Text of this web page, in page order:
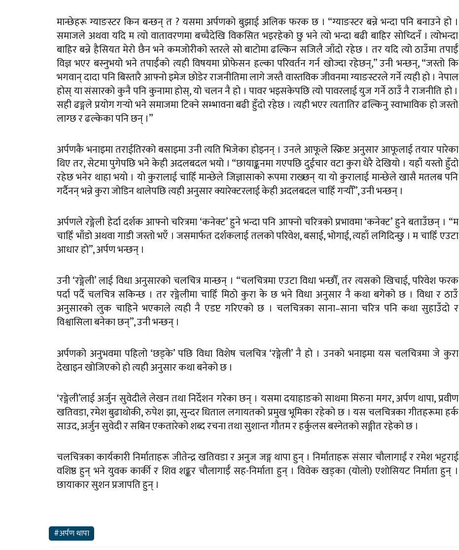
मान्छेहरू ग्याङस्टर किन बन्छन् त ? यसमा अर्पणको बुझाई अलिक फरक छ । “ग्याङस्टर बन्ने भन्दा पनि बनाउने हो ।
समाजले अथवा यदि म त्यो वातावरणमा बच्चैदेखि विकसित भइरहेको छु भने त्यो भन्दा बढी बाहिर सोच्दिनँ । त्योभन्दा
बाहिर बन्ने हैसियत मेरो छैन भने कमजोरीको स्तरले सो बाटोमा ढल्किन सजिलै जाँदो रहेछ । तर यदि त्यो ठाउँमा तपाईँ
विज्ञ भएर बस्नुभयो भने तपाईँको त्यही विषयमा प्रोफेसन हल्का परिवर्तन गर्न खोज्दा रहेछन्,” उनी भन्छन्, “जस्तो कि
भगवान् दादा पनि बिस्तारै आफ्नो इमेज छोडेर राजनीतिमा लागे जस्तै वास्तविक जीवनमा ग्याङस्टरले गर्ने त्यही हो । नेपाल
होस् या संसारको कुनै पनि कुनामा होस्, यो चलन नै हो । पावर भइसकेपछि त्यो पावरलाई युज गर्ने ठाउँ नै राजनीति हो ।
सही ढङ्गले प्रयोग गर्‍यो भने समाजमा टिक्ने सम्भावना बढी हुँदो रहेछ । त्यही भएर त्यतातिर ढल्किनु स्वाभाविक हो जस्तो
लाग्छ र ढल्केका पनि छन् ।”
अर्पणकै भनाइमा तराईतिरको बसाइमा उनी त्यति भिजेका होइनन् । उनले आफूले स्क्रिप्ट अनुसार आफूलाई तयार पारेका
थिए तर, सेटमा पुगेपछि भने केही अदलबदल भयो । “छायाङ्कनमा गएपछि दुईचार वटा कुरा धेरै देखियो । यहाँ यस्तो हुँदो
रहेछ भनेर थाहा भयो । यो कुरालाई चाहिँ मान्छेले जिज्ञासाको रूपमा राख्छन् या यो कुरालाई मान्छेले खासै मतलब पनि
गर्दैनन् भन्ने कुरा जोडिन थालेपछि त्यही अनुसार क्यारेक्टरलाई केही अदलबदल चाहिँ गर्‍यौँ”, उनी भन्छन् ।
अर्पणले रङ्गेली हेर्दा दर्शक आफ्नो चरित्रमा ‘कनेक्ट’ हुने भन्दा पनि आफ्नो चरित्रको प्रभावमा ‘कनेक्ट’ हुने बताउँछन् । “म
चाहिँ भाँडो अथवा गाडी जस्तो भएँ । जसमार्फत दर्शकलाई तलको परिवेश, बसाई, भोगाई, त्यहाँ लगिदिन्छु । म चाहिँ एउटा
आधार हो”, अर्पण भन्छन् ।
उनी ‘रङ्गेली’ लाई विधा अनुसारको चलचित्र मान्छन् । “चलचित्रमा एउटा विधा भन्छौँ, तर त्यसको खिचाई, परिवेश फरक
पर्दा पर्दै चलचित्र सकिन्छ । तर रङ्गेलीमा चाहिँ मिठो कुरा के छ भने विधा अनुसार नै कथा बगेको छ । विधा र ठाउँ
अनुसारको लुक चाहिने भएकाले त्यही नै एडप्ट गरिएको छ । चलचित्रका साना–साना चरित्र पनि कथा सुहाउँदो र
विश्वासिला बनेका छन्”, उनी भन्छन् ।
अर्पणको अनुभवमा पहिलो ‘छड्के’ पछि विधा विशेष चलचित्र ‘रङ्गेली’ नै हो । उनको भनाइमा यस चलचित्रमा जे कुरा
देखाइन खोजिएको हो त्यही अनुसार कथा बनेको छ ।
‘रङ्गेली’लाई अर्जुन सुवेदीले लेखन तथा निर्देशन गरेका छन् । यसमा दयाहाङको साथमा मिरुना मगर, अर्पण थापा, प्रवीण
खतिवडा, रमेश बुढाथोकी, रुपेश झा, सुन्दर धिताल लगायतको प्रमुख भूमिका रहेको छ । यस चलचित्रका गीतहरूमा हर्क
साउद, अर्जुन सुवेदी र सबिन एकतारेको शब्द रचना तथा सुशान्त गौतम र हर्कुलस बस्नेतको सङ्गीत रहेको छ ।
चलचित्रका कार्यकारी निर्माताहरू जीतेन्द्र खतिवडा र अनुज जङ्ग थापा हुन् । निर्माताहरू संसार चौलागाईं र रमेश भट्टराई
वशिष्ठ हुन् भने युवक कार्की र शिव शङ्कर चौलागाईँ सह-निर्माता हुन् । विवेक खड्का (योलो) एशोसियट निर्माता हुन् ।
छायाकार सुशन प्रजापति हुन् ।
#अर्पण थापा